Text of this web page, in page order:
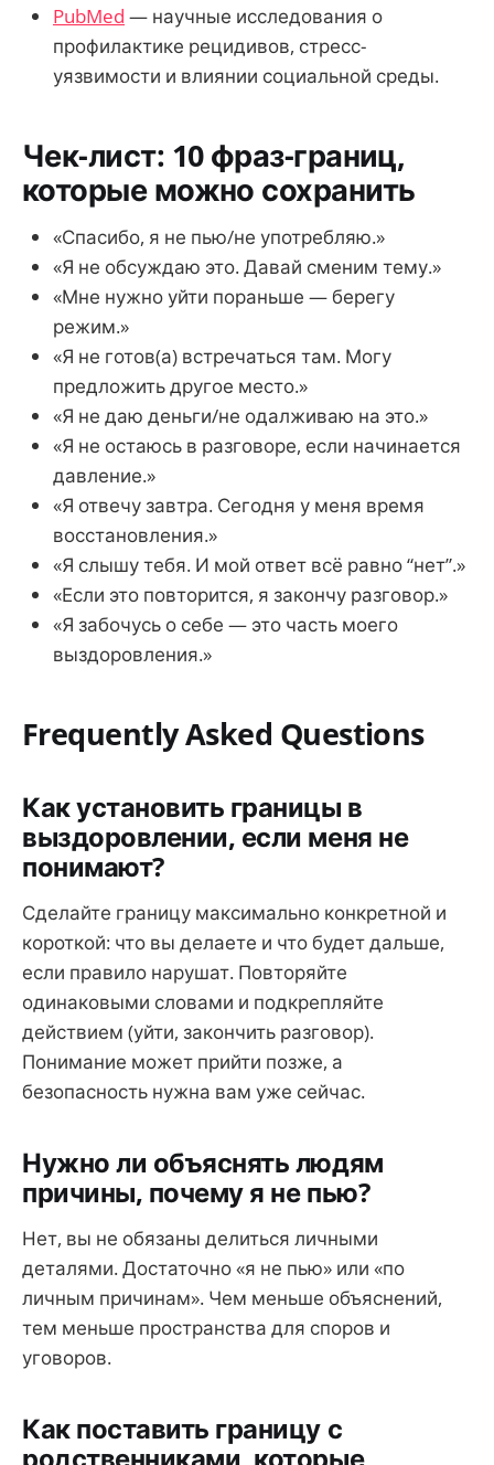
PubMed — научные исследования о
профилактике рецидивов, стресс-
уязвимости и влиянии социальной среды.
Чек-лист: 10 фраз-границ,
которые можно сохранить
«Спасибо, я не пью/не употребляю.»
«Я не обсуждаю это. Давай сменим тему.»
«Мне нужно уйти пораньше — берегу
режим.»
«Я не готов(а) встречаться там. Могу
предложить другое место.»
«Я не даю деньги/не одалживаю на это.»
«Я не остаюсь в разговоре, если начинается
давление.»
«Я отвечу завтра. Сегодня у меня время
восстановления.»
«Я слышу тебя. И мой ответ всё равно “нет”.»
«Если это повторится, я закончу разговор.»
«Я забочусь о себе — это часть моего
выздоровления.»
Frequently Asked Questions
Как установить границы в
выздоровлении, если меня не
понимают?
Сделайте границу максимально конкретной и
короткой: что вы делаете и что будет дальше,
если правило нарушат. Повторяйте
одинаковыми словами и подкрепляйте
действием (уйти, закончить разговор).
Понимание может прийти позже, а
безопасность нужна вам уже сейчас.
Нужно ли объяснять людям
причины, почему я не пью?
Нет, вы не обязаны делиться личными
деталями. Достаточно «я не пью» или «по
личным причинам». Чем меньше объяснений,
тем меньше пространства для споров и
уговоров.
Как поставить границу с